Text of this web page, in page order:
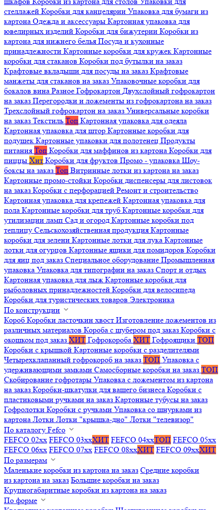
стеллажей Коробки для канцелярии Упаковка для бумаги из
картона Одежда и аксессуары Картонная упаковка для
ювелирных изделий Коробки для бижутерии Коробки из
картона для нижнего белья Посуда и кухонные
принадлежности Картонные коробки для кружек Картонные
коробки для стаканов Коробки под бутылки на заказ
Крафтовые вкладыши для посуды на заказ Крафтовые
манжеты для стаканов на заказ Упаковочные коробки для
бокалов вина Разное Гофрокартон Двухслойный гофрокартон
на заказ Перегородки и ложементы из гофрокартона на заказ
Трехслойный гофрокартон на заказ Универсальные коробки
на заказ Текстиль Топ Картонная упаковка для одеяла
Картонная упаковка для штор Картонные коробки для
подушек Картонные упаковки для полотенец Продукты
питания Топ Коробки для маффинов из картона Коробки для
пиццы Хит Коробки для фруктов Промо - упаковка Шоу-
боксы на заказ Топ Витринные лотки из картона на заказ
Картонные промо-стойки Коробки диспенсеры для листовок
на заказ Коробки с перфорацией Ремонт и строительство
Картонная упаковка для крепежей Картонная упаковка для
пола Картонные коробки для труб Картонные коробки для
утилизации ламп Сад и огород Картонные коробки под
теплицу Сельскохозяйственная продукция Картонные
коробки для зелени Картонные лотки для лука Картонные
лотки для огурцов Картонные ящики для помидоров Коробки
для яиц под заказ Специальное оборудование Промышленная
упаковка Упаковка для типографии на заказ Спорт и отдых
Картонная упаковка для лыж Картонные коробки для
рыболовных принадлежностей Коробки для велосипеда
Коробки для туристических товаров Электроника
По конструкции
Короб Коробки ласточкин хвост Изготовление ложементов из
различных материалов Короба с шубером под заказ Коробки с
окошком под заказ ХИТ Гофрокороба ХИТ Гофроящики ТОП
Коробки с крышкой Картонные коробки с разделителями
Четырехклапанный гофрокороб на заказ ТОП Упаковка с
удерживающими замками Самосборные коробки на заказ ТОП
Скобирование гофротары Упаковка с ложементом из картона
на заказ Коробки-шкатулки для вашего бизнеса Коробки с
пластиковыми ручками на заказ Картонные тубусы на заказ
Гофролотки Коробки с ручками Упаковка со шнурками из
картона Лотки Лотки "крышка-дно" Лотки "телевизор"
По каталогу Fefco
FEFCO 02xx FEFCO 03xxХИТ FEFCO 04xxТОП FEFCO 05xx
FEFCO 06xx FEFCO 07xx FEFCO 08xxХИТ FEFCO 09xxХИТ
По размерам
Маленькие коробки из картона на заказ Средние коробки
из картона на заказ Большие коробки на заказ
Крупногабаритные коробки из картона на заказ
По форме